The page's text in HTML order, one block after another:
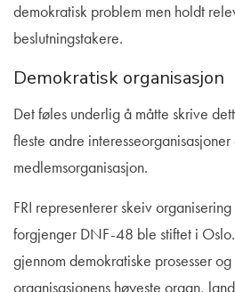
demokratisk problem men holdt
beslutningstakere.
Demokratisk organisasjon
Det føles underlig å måtte skrive
fleste andre
medlemsorganisasjon.
FRI representerer skeiv
forgjenger DNF-48 ble stiftet i
gjennom demokratiske prosesser
organisasjonens høyeste organ,